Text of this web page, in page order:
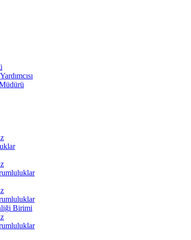
Birimi